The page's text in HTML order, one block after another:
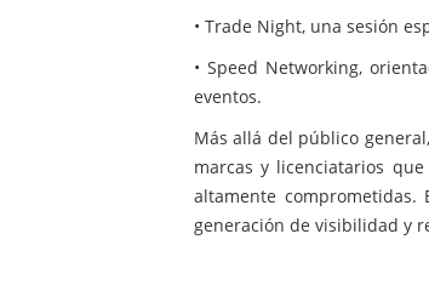
• Trade Night, una sesión
• Speed Networking,
eventos.
Más allá del público general,
marcas y licenciatarios
altamente
generación de visibilidad y